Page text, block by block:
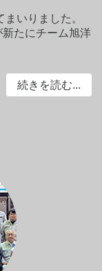
いりました。
たにチーム旭洋
続きを読む...